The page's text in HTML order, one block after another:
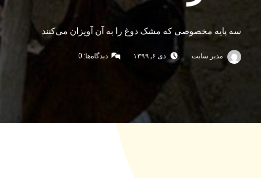
سه پایه مخصوصی که مشک دوغ را به آن آویزان می‌کنند
نوشته‌شده توسط:
مدیر سایت دی ۶, ۱۳۹۹ دیدگاه‌ها:0